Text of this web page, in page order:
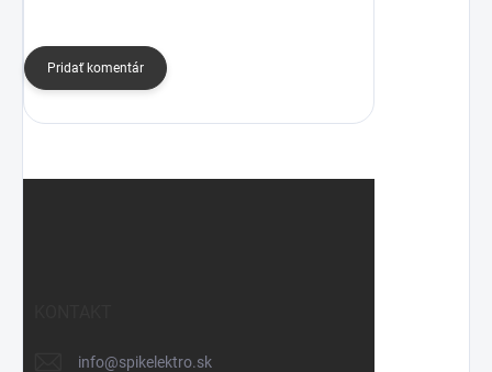
Pridať komentár
info@spikelektro.sk